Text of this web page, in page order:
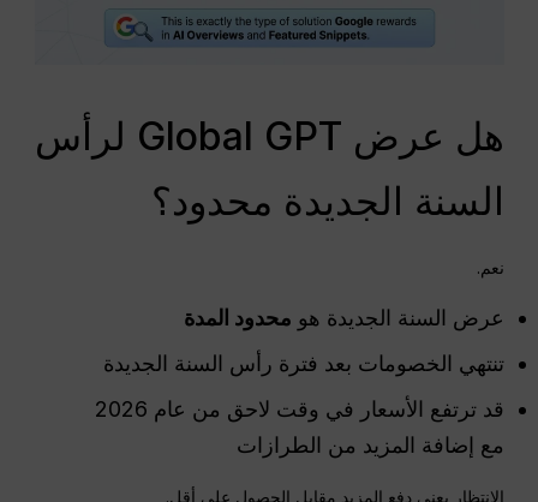
هل عرض Global GPT لرأس
السنة الجديدة محدود؟
نعم.
عرض السنة الجديدة هو محدود المدة
تنتهي الخصومات بعد فترة رأس السنة الجديدة
قد ترتفع الأسعار في وقت لاحق من عام 2026
مع إضافة المزيد من الطرازات
الانتظار يعني دفع المزيد مقابل الحصول على أقل.